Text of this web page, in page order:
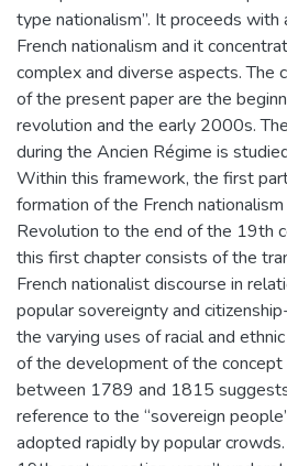
type nationalism”. It proceeds with
French nationalism and it
complex and diverse aspects. The
of the present paper are the
revolution and the early 2000s.
during the Ancien Régime is
Within this framework, the first
formation of the French
Revolution to the end of the 19th
this first chapter consists of the
French nationalist discourse in
popular sovereignty and
the varying uses of racial and
of the development of the concept
between 1789 and 1815
reference to the “sovereign
adopted rapidly by popular